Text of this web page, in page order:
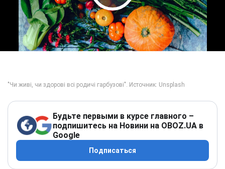
Play Video
Будьте первыми в курсе главного –
подпишитесь на Новини на OBOZ.UA в
Google
Подписаться